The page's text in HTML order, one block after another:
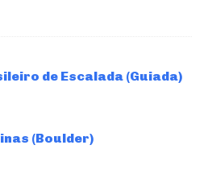
de Escalada (Guiada)
(Boulder)